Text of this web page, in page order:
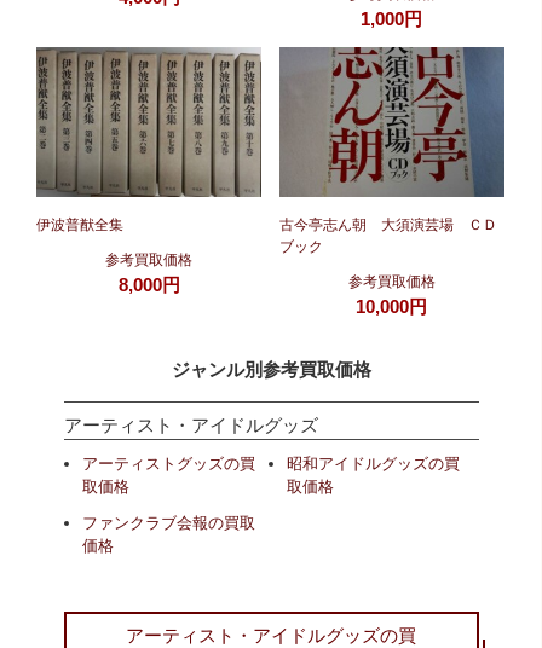
1,000円
伊波普猷全集
参考買取価格
8,000円
古今亭志ん朝 大須演芸場 ＣＤ
ブック
参考買取価格
10,000円
ジャンル別参考買取価格
アーティスト・アイドルグッズ
アーティストグッズの買
取価格
昭和アイドルグッズの買
取価格
ファンクラブ会報の買取
価格
アーティスト・アイドルグッズの買